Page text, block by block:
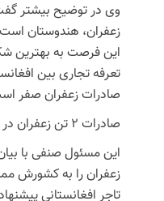
وی در توضیح بیشتر
زعفران، هندوستان
این فرصت به بهترین
تعرفه تجاری بین
صادرات زعفران صفر
صادرات ۲ تن زعفران در ماه
این مسئول صنفی با
زعفران را به کشورش
تاجر افغانستانی